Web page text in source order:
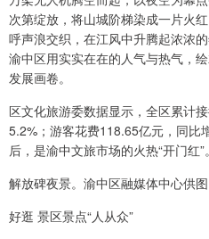
次第绽放，将山城阶梯染成一片火
呼声浪交织，在江风中升腾起浓浓
渝中区用实实在在的人气与热气，
发展画卷。
区文化旅游委数据显示，全区累计
5.2%；游客花费118.65亿元，同比
后，是渝中文旅市场的火热“开门红”。
解放碑夜景。渝中区融媒体中心供图
好逛 景区景点“人从众”